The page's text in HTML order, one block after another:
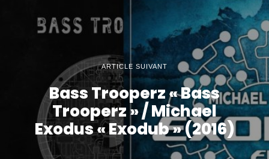
ARTICLE SUIVANT
Bass Trooperz « Bass
Trooperz » / Michael
Exodus « Exodub » (2016)